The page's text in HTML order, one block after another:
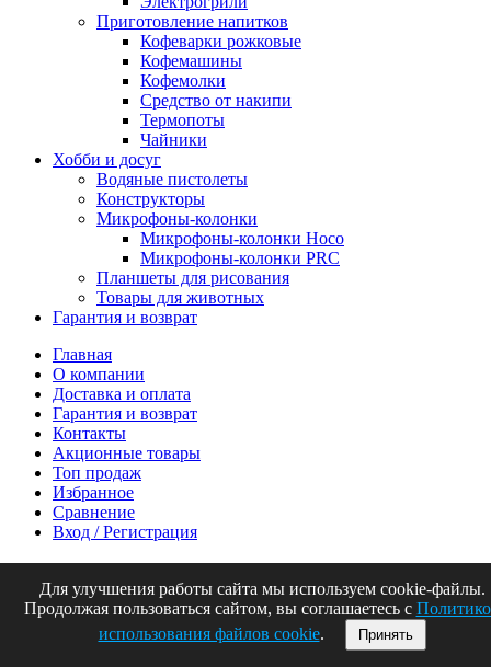
Приготовление напитков
Кофеварки рожковые
Кофемашины
Кофемолки
Средство от накипи
Термопоты
Чайники
Хобби и досуг
Водяные пистолеты
Конструкторы
Микрофоны-колонки
Микрофоны-колонки Hoco
Микрофоны-колонки PRC
Планшеты для рисования
Товары для животных
Гарантия и возврат
Главная
О компании
Доставка и оплата
Гарантия и возврат
Контакты
Акционные товары
Топ продаж
Избранное
Сравнение
Вход / Регистрация
Корзина
Закрыть
Войти
Для улучшения работы сайта мы используем cookie-файлы.
Продолжая пользоваться сайтом, вы соглашаетесь с
использования файлов cookie. Принять